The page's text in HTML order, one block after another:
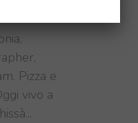
Pizza e
vivo a